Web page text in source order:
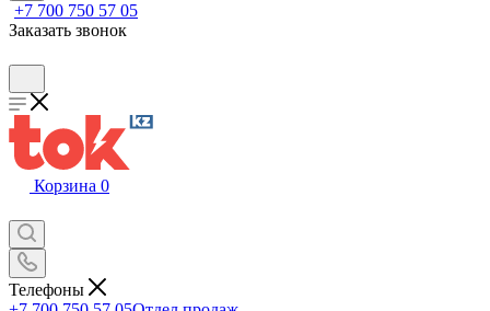
+7 700 750 57 05
Заказать звонок
Корзина 0
Телефоны